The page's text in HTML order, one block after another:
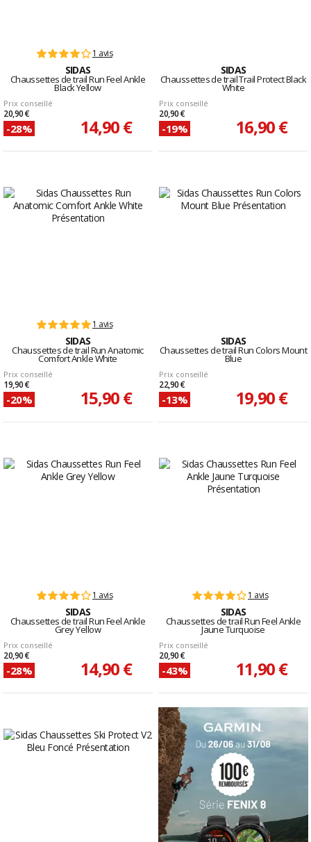
1 avis
SIDAS
Chaussettes de trail Run Feel Ankle
Black Yellow
Prix conseillé
20,90 €
-28% 14,90 €
SIDAS
Chaussettes de trail Trail Protect Black
White
Prix conseillé
20,90 €
-19% 16,90 €
1 avis
SIDAS
Chaussettes de trail Run Anatomic
Comfort Ankle White
Prix conseillé
19,90 €
-20% 15,90 €
SIDAS
Chaussettes de trail Run Colors Mount
Blue
Prix conseillé
22,90 €
-13% 19,90 €
1 avis
SIDAS
Chaussettes de trail Run Feel Ankle
Grey Yellow
Prix conseillé
20,90 €
-28% 14,90 €
1 avis
SIDAS
Chaussettes de trail Run Feel Ankle
Jaune Turquoise
Prix conseillé
20,90 €
-43% 11,90 €